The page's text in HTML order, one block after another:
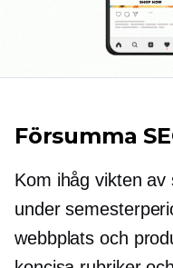
Försumma
Kom ihåg vikten
under
webbplats och